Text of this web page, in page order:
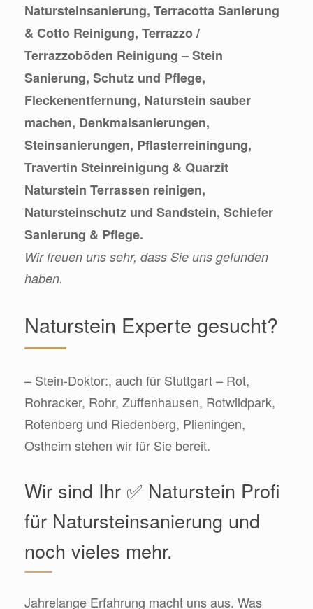
Natursteinsanierung, Terracotta Sanierung
& Cotto Reinigung, Terrazzo /
Terrazzoböden Reinigung – Stein
Sanierung, Schutz und Pflege,
Fleckenentfernung, Naturstein sauber
machen, Denkmalsanierungen,
Steinsanierungen, Pflasterreiningung,
Travertin Steinreinigung & Quarzit
Naturstein Terrassen reinigen,
Natursteinschutz und Sandstein, Schiefer
Sanierung & Pflege.
Wir freuen uns sehr, dass Sie uns gefunden
haben.
Naturstein Experte gesucht?
– Stein-Doktor:, auch für Stuttgart – Rot,
Rohracker, Rohr, Zuffenhausen, Rotwildpark,
Rotenberg und Riedenberg, Plieningen,
Ostheim stehen wir für Sie bereit.
Wir sind Ihr ✅ Naturstein Profi
für Natursteinsanierung und
noch vieles mehr.
Jahrelange Erfahrung macht uns aus. Was